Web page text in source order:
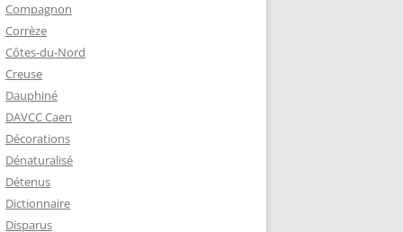
Compagnon
Corrèze
Côtes-du-Nord
Creuse
Dauphiné
DAVCC Caen
Décorations
Dénaturalisé
Détenus
Dictionnaire
Disparus